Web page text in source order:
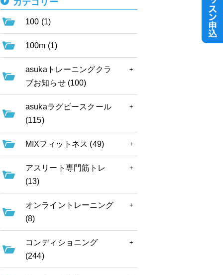
カテゴリー
100 (1)
100m (1)
asukaトレーニングクラ
ブお知らせ (100)
asukaラグビースクール
(115)
MIXフィットネス (49)
アスリート専門筋トレ
(13)
オンライントレーニング
(8)
コンディショニング
(244)